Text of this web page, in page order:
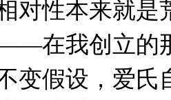
对性本来就
在我创立的
变假设，爱氏